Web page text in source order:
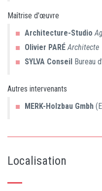
Maîtrise d'œuvre
Architecture-Studio
Olivier PARÉ Architecte
SYLVA Conseil Bureau
Autres intervenants
MERK-Holzbau Gmbh
Localisation